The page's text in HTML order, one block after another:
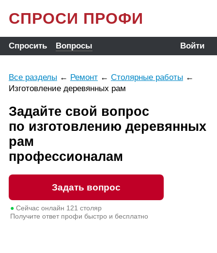
СПРОСИ ПРОФИ
Спросить Вопросы Войти
Все разделы ← Ремонт← Столярные работы ←
Изготовление деревянных рам
Задайте свой вопрос
по изготовлению деревянных
рам
профессионалам
Задать вопрос
●Сейчас онлайн 121 столяр
Получите ответ профи быстро и бесплатно